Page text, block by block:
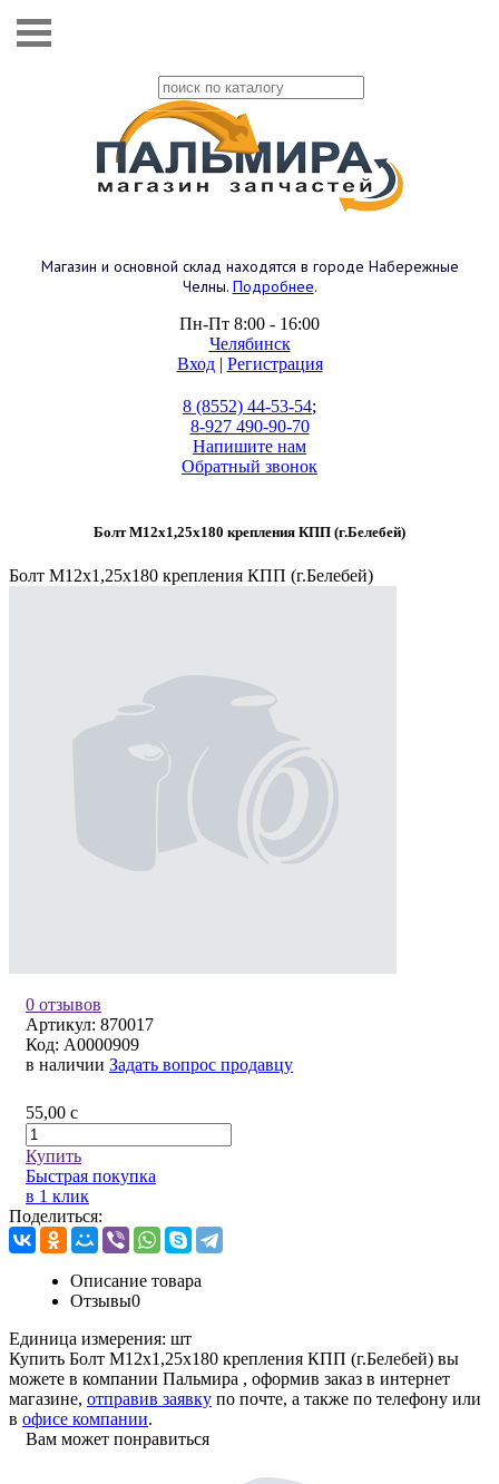
Магазин и основной склад находятся в городе Набережные
Челны. Подробнее.
Пн-Пт 8:00 - 16:00
Челябинск
Вход| Регистрация
8 (8552) 44-53-54;
8-927 490-90-70
Напишите нам
Обратный звонок
Болт М12х1,25х180 крепления КПП (г.Белебей)
Болт М12х1,25х180 крепления КПП (г.Белебей)
0 отзывов
Артикул: 870017
Код: A0000909
в наличии Задать вопрос продавцу
55,00 c
Купить
Быстрая покупка
в 1 клик
Поделиться:
Описание товара
Отзывы0
Единица измерения: шт
Купить Болт М12х1,25х180 крепления КПП (г.Белебей) вы
можете в компании Пальмира , оформив заказ в интернет
магазине, отправив заявку по почте, а также по телефону или
в офисе компании.
Вам может понравиться